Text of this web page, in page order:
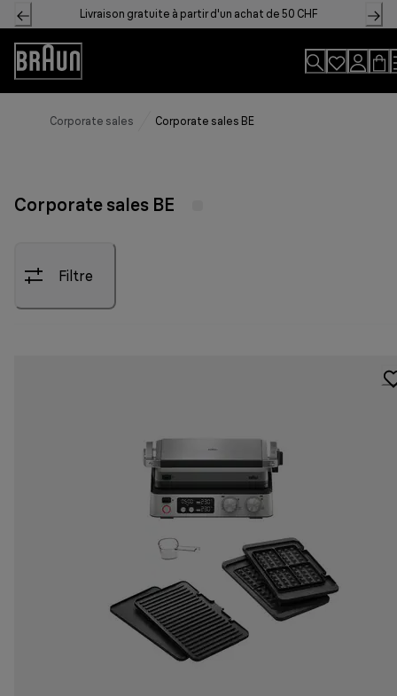
Skip
to
Content
Livraison gratuite à partir d'un achat de 50 CHF
Accessibility
Statement
Corporate sales Corporate sales BE
Corporate sales BE
Filtre